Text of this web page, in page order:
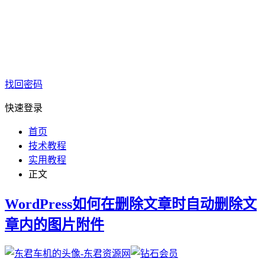
找回密码
快速登录
首页
技术教程
实用教程
正文
WordPress如何在删除文章时自动删除文
章内的图片附件